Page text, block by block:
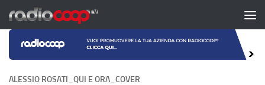
Salta al contenuto
ALESSIO ROSATI_QUI E ORA_COVER